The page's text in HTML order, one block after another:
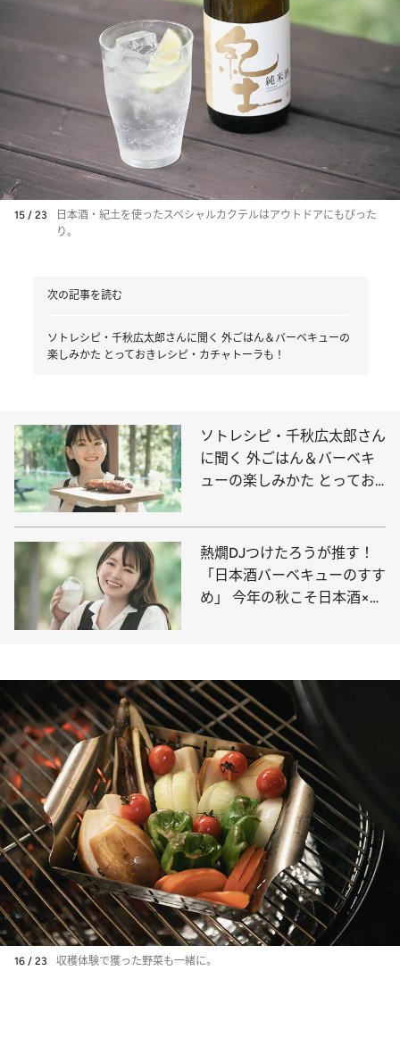
15 / 23
日本酒・紀土を使ったスペシャルカクテルはアウトドアにもぴった
り。
次の記事を読む
ソトレシピ・千秋広太郎さんに聞く 外ごはん＆バーベキューの
楽しみかた とっておきレシピ・カチャトーラも！
ソトレシピ・千秋広太郎さん
に聞く 外ごはん＆バーベキ
ューの楽しみかた とってお
熱燗DJつけたろうが推す！
「日本酒バーベキューのすす
め」 今年の秋こそ日本酒×ア
16 / 23 収穫体験で獲った野菜も一緒に。